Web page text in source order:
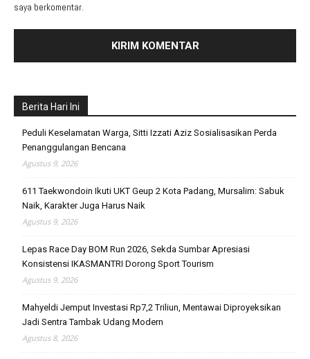
saya berkomentar.
Berita Hari Ini
Peduli Keselamatan Warga, Sitti Izzati Aziz Sosialisasikan Perda
Penanggulangan Bencana
Agustus 9, 2026
611 Taekwondoin Ikuti UKT Geup 2 Kota Padang, Mursalim: Sabuk
Naik, Karakter Juga Harus Naik
Agustus 9, 2026
Lepas Race Day BOM Run 2026, Sekda Sumbar Apresiasi
Konsistensi IKASMANTRI Dorong Sport Tourism
Agustus 9, 2026
Mahyeldi Jemput Investasi Rp7,2 Triliun, Mentawai Diproyeksikan
Jadi Sentra Tambak Udang Modern
Agustus 8, 2026